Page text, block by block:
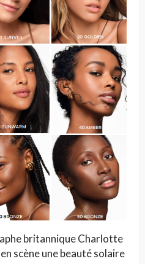
britannique Charlotte
scène une beauté solaire